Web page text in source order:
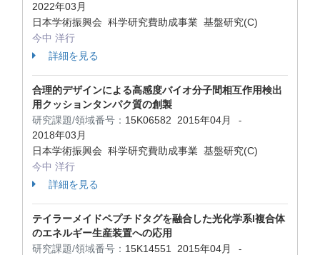
2022年03月
日本学術振興会 科学研究費助成事業 基盤研究(C)
今中 洋行
詳細を見る
合理的デザインによる高感度バイオ分子間相互作用検出
用クッションタンパク質の創製
研究課題/領域番号： 15K06582 2015年04月 -
2018年03月
日本学術振興会 科学研究費助成事業 基盤研究(C)
今中 洋行
詳細を見る
テイラーメイドペプチドタグを融合した光化学系I複合体
のエネルギー生産装置への応用
研究課題/領域番号： 15K14551 2015年04月 -